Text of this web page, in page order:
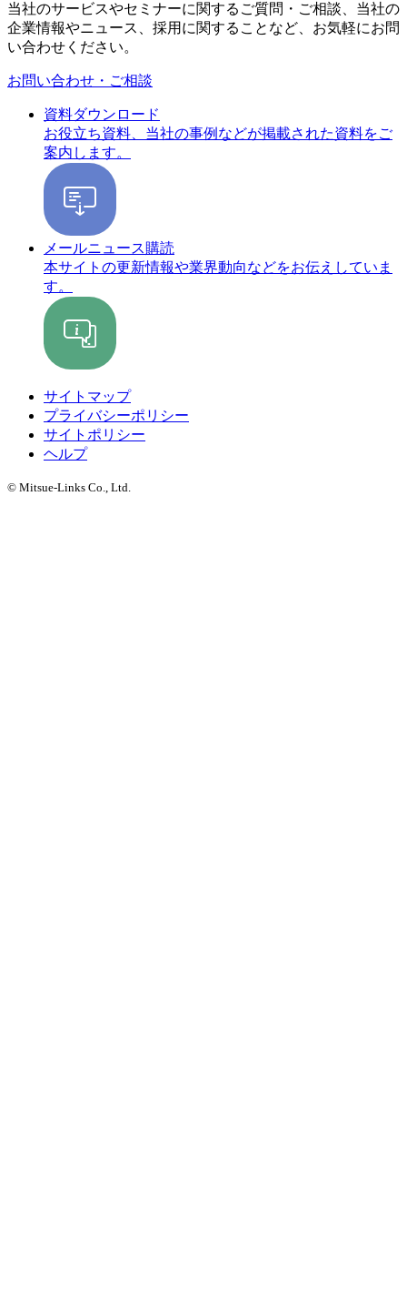
当社のサービスやセミナーに関するご質問・ご相談、当社の
企業情報やニュース、採用に関することなど、お気軽にお問
い合わせください。
お問い合わせ・ご相談
資料ダウンロード
お役立ち資料、当社の事例などが掲載された資料をご
案内します。
メールニュース購読
本サイトの更新情報や業界動向などをお伝えしていま
す。
サイトマップ
プライバシーポリシー
サイトポリシー
ヘルプ
© Mitsue-Links Co., Ltd.